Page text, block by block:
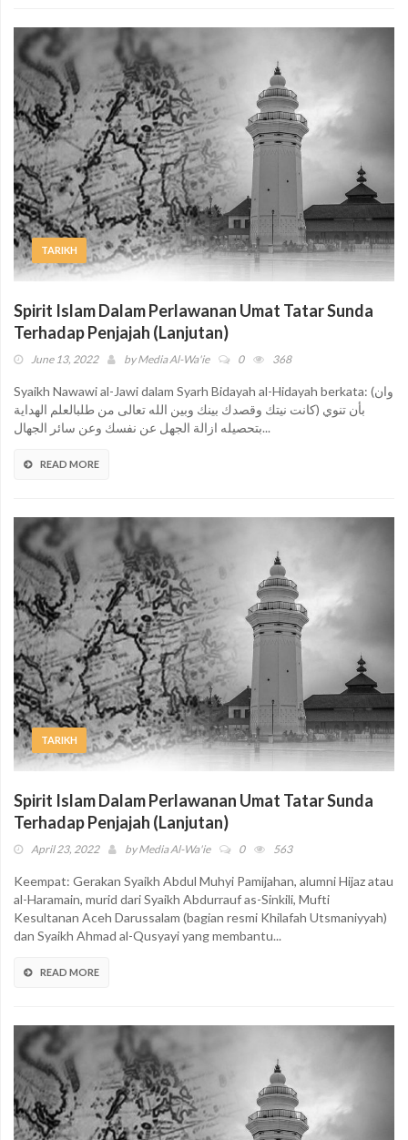
TARIKH
Spirit Islam Dalam Perlawanan Umat Tatar Sunda
Terhadap Penjajah (Lanjutan)
June 13, 2022 byMedia Al-Wa'ie 0 368
Syaikh Nawawi al-Jawi dalam Syarh Bidayah al-Hidayah berkata: (وان
كانت نيتك وقصدك بينك وبين الله تعالى من طلبالعلم الهداية) بأن تنوي
بتحصيله ازالة الجهل عن نفسك وعن سائر الجهال...
READ MORE
TARIKH
Spirit Islam Dalam Perlawanan Umat Tatar Sunda
Terhadap Penjajah (Lanjutan)
April 23, 2022 byMedia Al-Wa'ie 0 563
Keempat: Gerakan Syaikh Abdul Muhyi Pamijahan, alumni Hijaz atau
al-Haramain, murid dari Syaikh Abdurrauf as-Sinkili, Mufti
Kesultanan Aceh Darussalam (bagian resmi Khilafah Utsmaniyyah)
dan Syaikh Ahmad al-Qusyayi yang membantu...
READ MORE